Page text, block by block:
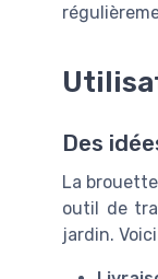
Des
La
outil de
jardin.